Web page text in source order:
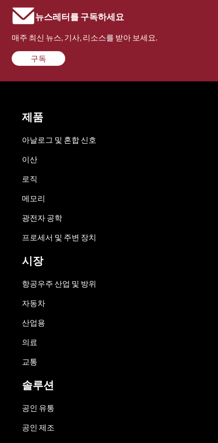
뉴스레터를 구독하세요
매주 최신 뉴스, 기사, 리소스를 받아 보세요.
구독
제품
아날로그 및 혼합 신호
이산
로직
메모리
광전자 공학
프로세서 및 주변 장치
시장
항공우주 산업 및 방위
자동차
산업용
의료
교통
솔루션
공인 유통
공인 제조